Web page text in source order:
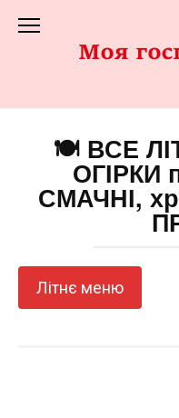
до
🍽️ ВСЕ
ОГІРКИ
СМАЧНІ,
Літнє меню